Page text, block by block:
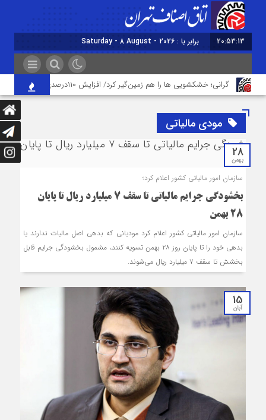
20:53:13 برابر با : Saturday - 8 August - 2026
گرانی؛ خشکشویی‌ ها را هم زمین‌گیر کرد/ افزایش ۱۱۰درصدی قیمت شوینده کاهش۴۰درصدی تقاضا
مودی مالیاتی
28
بهمن
سازمان امور مالیاتی کشور اعلام کرد؛
بخشودگی جرایم مالیاتی تا سقف ۷ میلیارد ریال تا پایان
۲۸ بهمن
سازمان امور مالیاتی کشور اعلام کرد مودیانی که بدهی اصل مالیات ندارند یا
بدهی خود را تا پایان روز ۲۸ بهمن تسویه کنند، مشمول بخشودگی جرایم قابل
بخشش تا سقف ۷ میلیارد ریال می‌شوند.
15
آبان